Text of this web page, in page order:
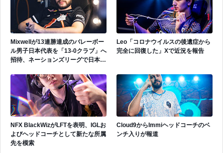
Mixwellが13連勝達成のバレーボー
ル男子日本代表を「13-0クラブ」へ
招待、ネーションズリーグで日本代
Leo「コロナウイルスの後遺症から
完全に回復した」Xで近況を報告
NFX BlackWizがLFTを表明、IGLお
よびヘッドコーチとして新たな所属
先を模索
Cloud9からImmiヘッドコーチのベ
ンチ入りが報道